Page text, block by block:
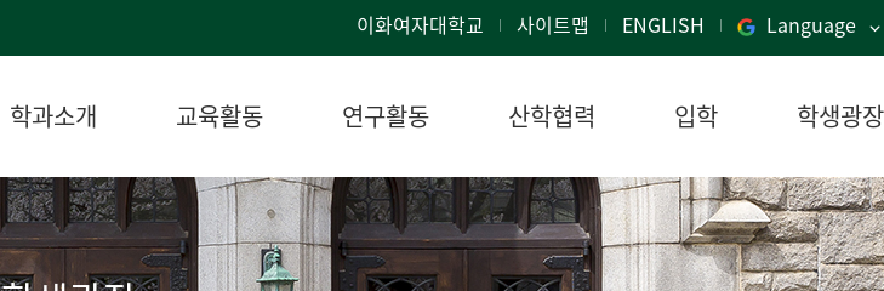
이화여자대학교 사이트맵 ENGLISH Language
학과소개 교육활동 연구활동 산학협력 입학 학생광장